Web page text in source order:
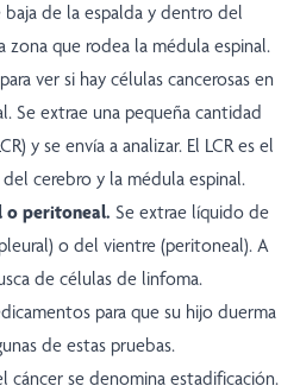
de la espalda y dentro del
zona que rodea la médula espinal.
ver si hay células cancerosas en
Se extrae una pequeña cantidad
y se envía a analizar. El LCR es el
cerebro y la médula espinal.
o peritoneal. Se extrae líquido de
o del vientre (peritoneal). A
de células de linfoma.
para que su hijo duerma
de estas pruebas.
cáncer se denomina estadificación.